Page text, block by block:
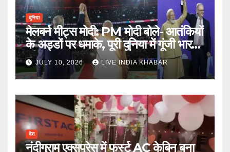
दुनिया
मेलबर्न मीट्स मोदी: PM मोदी बोले- आतंकियों
के अड्डों पर धमाके, पूरी दुनिया में गूंजी भारत
की ताकत
JULY 10, 2026 LIVE INDIA KHABAR
देश
नंदीग्राम एक्सप्रेस में फर्स्ट AC केबिन बना